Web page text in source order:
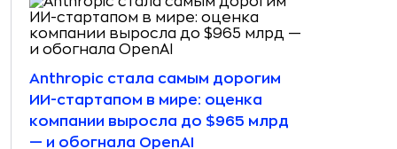
Anthropic стала самым дорогим
ИИ-стартапом в мире: оценка
компании выросла до $965 млрд
— и обогнала OpenAI